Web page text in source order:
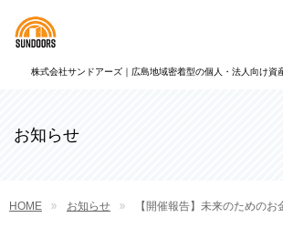
株式会社サンドアーズ｜広島地域密着型の個人・法人向け資
お知らせ
HOME お知らせ 【開催報告】未来のための